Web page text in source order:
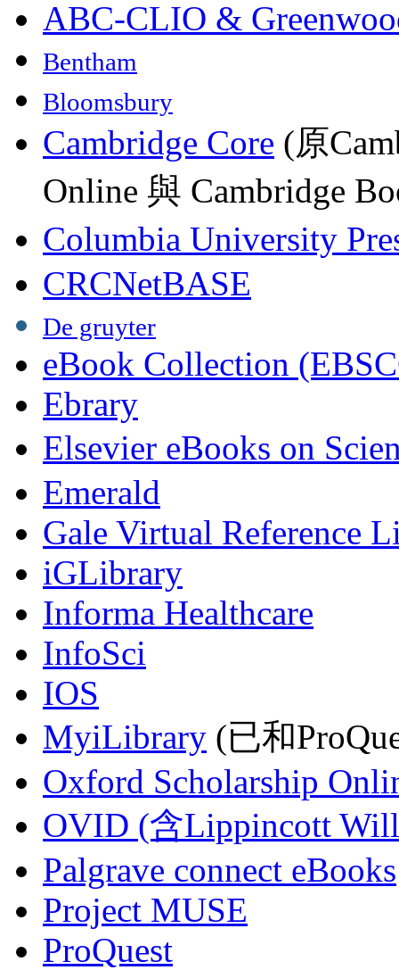
ABC-CLIO &
Bentham
Bloomsbury
Cambridge Core (原
Online 與 Cambridge
Columbia University
CRCNetBASE
De gruyter
eBook Collection
Ebrary
Elsevier eBooks on
Emerald
Gale Virtual Reference
iGLibrary
Informa Healthcare
InfoSci
IOS
MyiLibrary (已和
Oxford Scholarship
OVID (含Lippincott
Palgrave connect eBooks
Project MUSE
ProQuest